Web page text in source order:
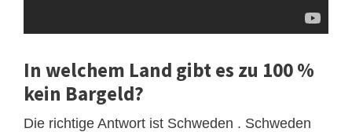
In welchem ​​Land gibt es zu 100 %
kein Bargeld?
Die richtige Antwort ist Schweden . Schweden